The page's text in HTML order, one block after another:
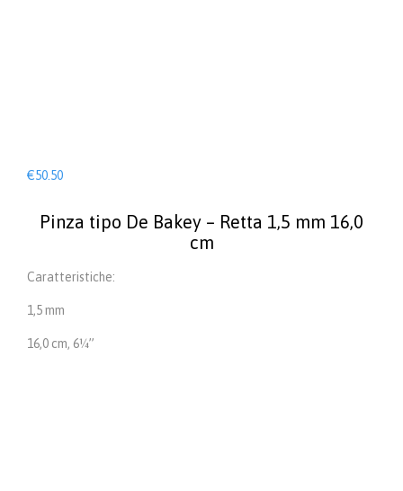
€50.50
Pinza tipo De Bakey – Retta 1,5 mm 16,0
cm
Caratteristiche:
1,5 mm
16,0 cm, 6¼”